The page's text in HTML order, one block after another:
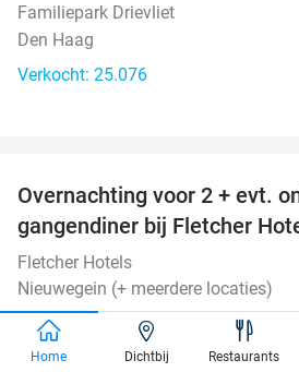
Familiepark Drievliet
Den Haag
Verkocht: 25.076
Overnachting voor 2 + evt.
gangendiner bij Fletcher
Fletcher Hotels
Nieuwegein (+ meerdere locaties)
Verkocht: 18.188
Excl. ca. €3
Home Dichtbij Restaurants